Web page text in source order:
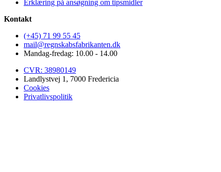
Erklæring på ansøgning om tipsmidler
Kontakt
(+45) 71 99 55 45
mail@regnskabsfabrikanten.dk
Mandag-fredag: 10.00 - 14.00
CVR: 38980149
Landlystvej 1, 7000 Fredericia
Cookies
Privatlivspolitik